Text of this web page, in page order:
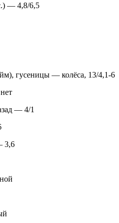
— 4,8/6,5
гусеницы — колёса, 13/4,1-6
— 4/1
3,6